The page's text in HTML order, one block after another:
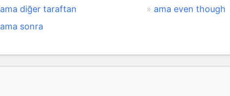
ama diğer taraftan
ama even though
ama sonra